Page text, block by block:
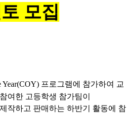
모집
Year(COY) 프로그램에 참가하여 교
여한 고등학생 참가팀이
작하고 판매하는 하반기 활동에 참